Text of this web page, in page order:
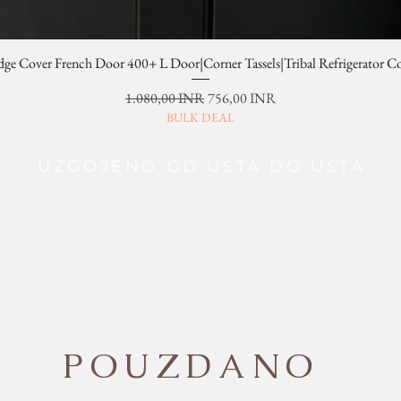
Cover French Door 400+ L Door|Corner Tassels|Tribal Refrigerator
Redovna cijena
1.080,00 INRCijena s popustom
756,00 INR
BULK DEAL
POUZDANO